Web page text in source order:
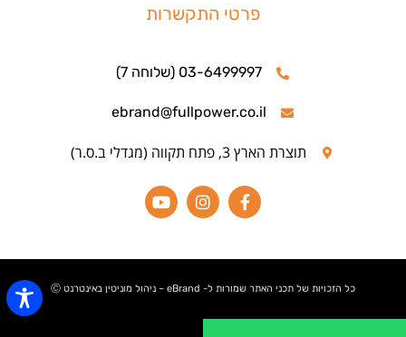
פרטי התקשרות
03-6499997 (שלוחה 7)
ebrand@fullpower.co.il
תוצרת הארץ 3, פתח תקווה (מגדלי ב.ס.ר)
כל הזכויות של תכני האתר שמורות ל- eBrand – ניהול מוניטין באינטרנט Ⓒ